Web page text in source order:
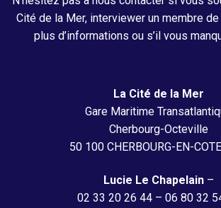
Cité de la Mer, interviewer un membre de
plus d’informations ou s’il vous
La Cité de la Mer
Gare Maritime
Cherbourg-Octeville
50 100 CHERBOURG-EN-
Lucie Le Chapelain–
02 33 20 26 44 – 06 80 32